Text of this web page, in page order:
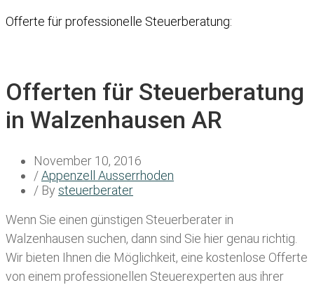
Offerte für professionelle Steuerberatung:
Offerten für Steuerberatung
in Walzenhausen AR
November 10, 2016
/Appenzell Ausserrhoden
/ By steuerberater
Wenn Sie einen günstigen Steuerberater in
Walzenhausen suchen, dann sind Sie hier genau richtig.
Wir bieten Ihnen die Möglichkeit, eine kostenlose Offerte
von einem professionellen Steuerexperten aus ihrer